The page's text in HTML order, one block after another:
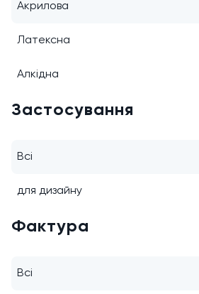
Акрилова
Латексна
Алкідна
Застосування
Всі
для дизайну
Фактура
Всі